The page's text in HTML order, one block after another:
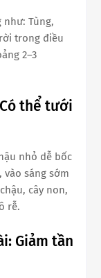
Tùng,
trong điều
2–3
thể tưới
nhỏ dễ bốc
, vào sáng sớm
cây non,
rễ.
Giảm tần